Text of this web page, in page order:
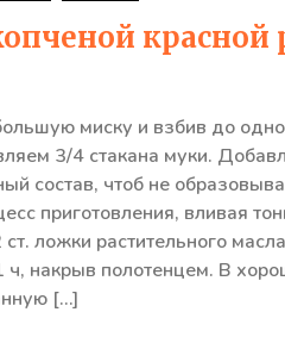
красной
миску и взбив до
3/4 стакана муки.
состав, чтоб не
приготовления, вливая
ст. ложки растительного
ч, накрыв полотенцем. В
[…]